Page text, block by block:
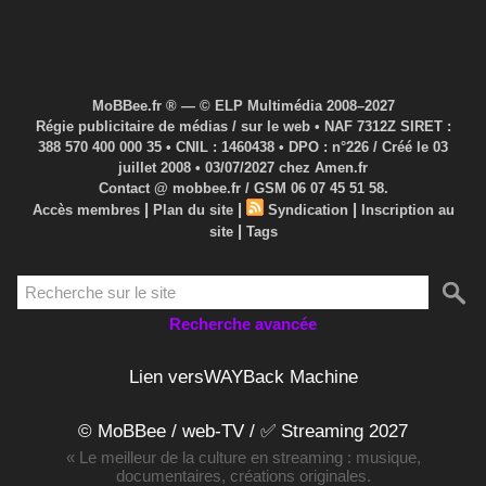
MoBBee.fr ® — © ELP Multimédia 2008–2027
Régie publicitaire de médias / sur le web • NAF 7312Z SIRET :
388 570 400 000 35 • CNIL : 1460438 • DPO : n°226 / Créé le 03
juillet 2008 • 03/07/2027 chez Amen.fr
Contact @ mobbee.fr / GSM 06 07 45 51 58.
Accès membres | Plan du site | Syndication |
Inscription au
site | Tags
Recherche avancée
Lien versWAYBack Machine
© MoBBee / web-TV / ✅ Streaming 2027
« Le meilleur de la culture en streaming : musique,
documentaires, créations originales.